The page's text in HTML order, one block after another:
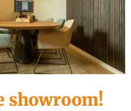
showroom!
Rick!